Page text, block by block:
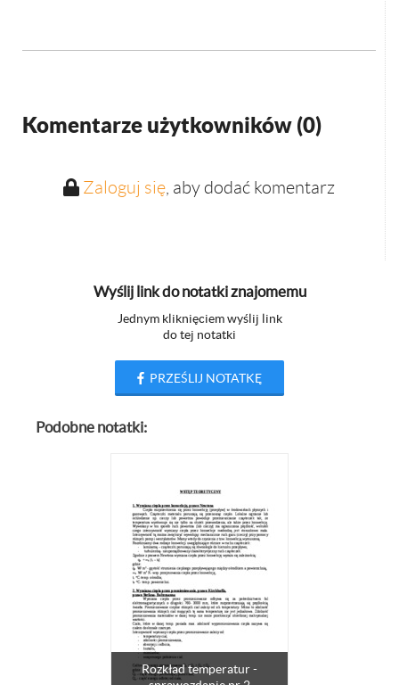
Komentarze użytkowników (0)
Zaloguj się, aby dodać komentarz
Wyślij link do notatki znajomemu
Jednym kliknięciem wyślij link
do tej notatki
PRZEŚLIJ NOTATKĘ
Podobne notatki:
Rozkład temperatur -